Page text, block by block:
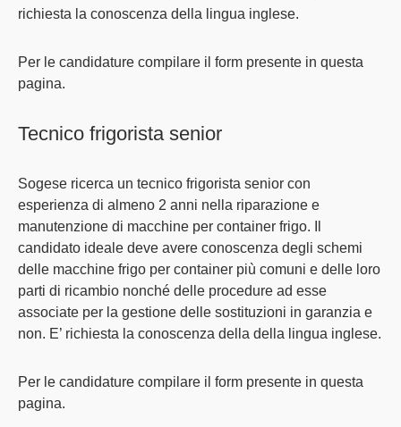
richiesta la conoscenza della lingua inglese.
Per le candidature compilare il form presente in questa
pagina.
Tecnico frigorista senior
Sogese ricerca un tecnico frigorista senior con
esperienza di almeno 2 anni nella riparazione e
manutenzione di macchine per container frigo. Il
candidato ideale deve avere conoscenza degli schemi
delle macchine frigo per container più comuni e delle loro
parti di ricambio nonché delle procedure ad esse
associate per la gestione delle sostituzioni in garanzia e
non. E’ richiesta la conoscenza della della lingua inglese.
Per le candidature compilare il form presente in questa
pagina.